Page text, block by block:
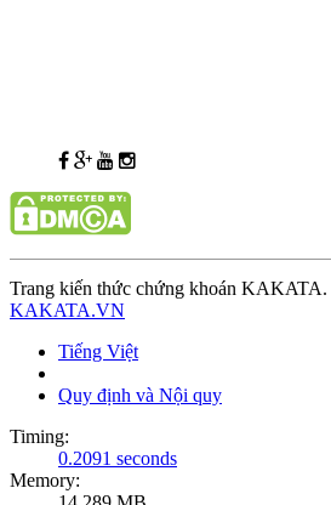
Trang kiến thức chứng khoán KAKATA.
KAKATA.VN
Tiếng Việt
Quy định và Nội quy
Timing:
0.2091 seconds
Memory: